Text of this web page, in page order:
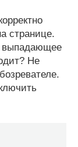
странице.
выпадающее
Не